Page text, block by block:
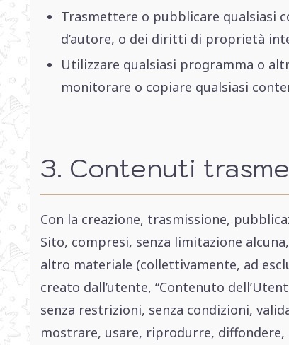
Trasmettere o pubblicare qualsiasi
d’autore, o dei diritti di proprietà
Utilizzare qualsiasi programma o
monitorare o copiare qualsiasi
3. Contenuti
Con la creazione, trasmissione,
Sito, compresi, senza limitazione
altro materiale (collettivamente, ad
creato dall’utente, “Contenuto
senza restrizioni, senza condizioni,
mostrare, usare, riprodurre,